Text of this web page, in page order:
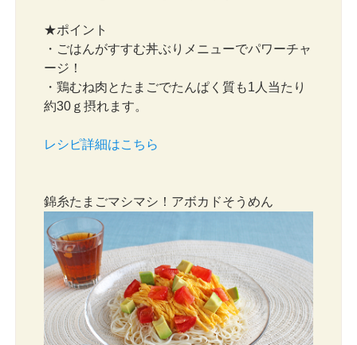
★ポイント
・ごはんがすすむ丼ぶりメニューでパワーチャ
ージ！
・鶏むね肉とたまごでたんぱく質も1人当たり
約30ｇ摂れます。
レシピ詳細はこちら
錦糸たまごマシマシ！アボカドそうめん